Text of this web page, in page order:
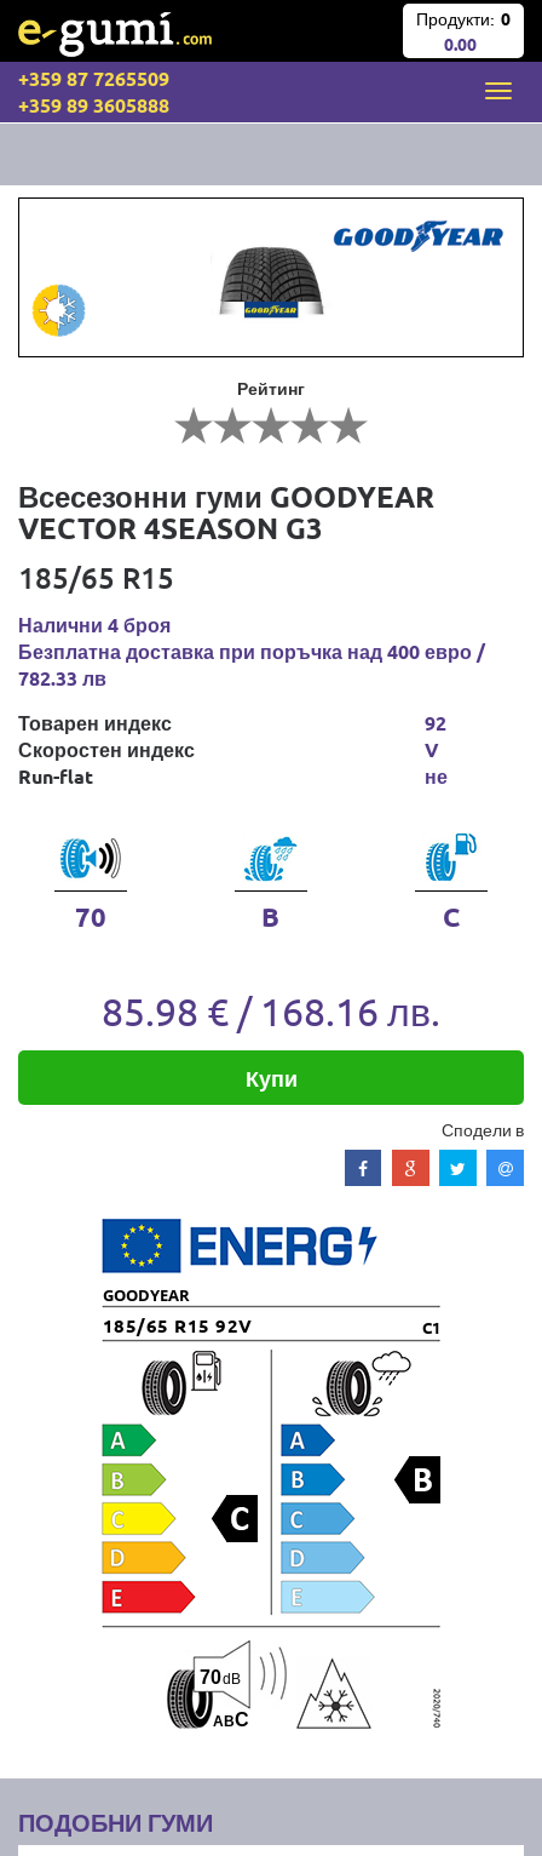
Продукти: 0
0.00
+359 87 7265509
+359 89 3605888
Рейтинг
Всесезонни гуми GOODYEAR
VECTOR 4SEASON G3
185/65 R15
Налични 4 броя
Безплатна доставка при поръчка над 400 евро /
782.33 лв
Товарен индекс
Скоростен индекс
Run-flat
92
V
не
70 B C
85.98 € / 168.16 лв.
Купи
Сподели в
GOODYEAR
185/65 R15 92V C1
ABC
70dB
ПОДОБНИ ГУМИ